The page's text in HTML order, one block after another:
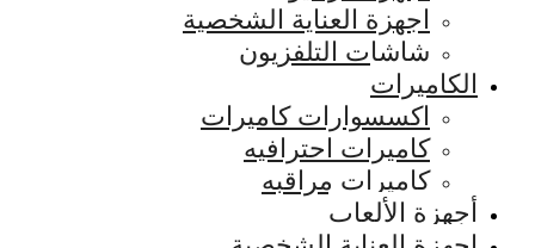
اجهزة العناية الشخصية
شاشات التلفزيون
الكاميرات
اكسسوارات كاميرات
كاميرات احترافيه
كاميرات مراقبه
أجهزة الألعاب